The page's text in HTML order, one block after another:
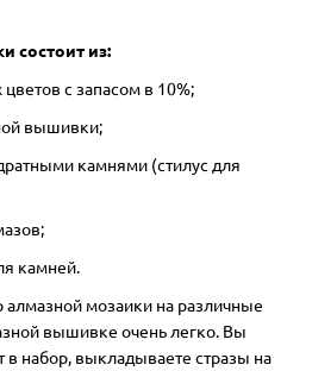
состоит из:
с запасом в 10%;
вышивки;
камнями (стилус для
камней.
мозаики на различные
вышивке очень легко. Вы
в набор, выкладываете стразы на